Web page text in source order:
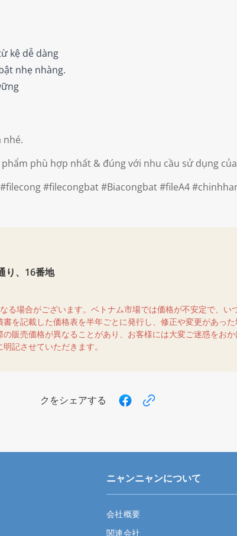
kệ dễ dàng
nhẹ nhàng.
nhé.
phù hợp nhất & đúng với nhu cầu sử dụng
#filecong#filecongbat#Biacongbat#fileA4
り、16番地
る場合がございます。ベトナム市場では価格が不安定で、
を記載した価格表を半年ごとに発行し、修正や変更があっ
販売価格が異なることがあり、お客様には大変ご迷惑をお
記させていただきます。
クをシェアする
ニャンニャンについて
会社概要
関連会社